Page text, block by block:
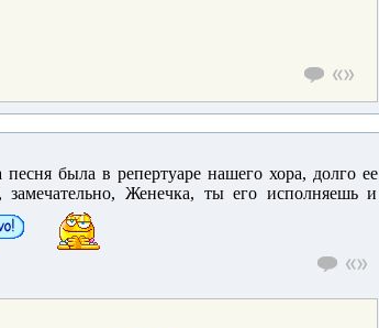
была в репертуаре нашего хора, долго ее
Женечка, ты его исполняешь и